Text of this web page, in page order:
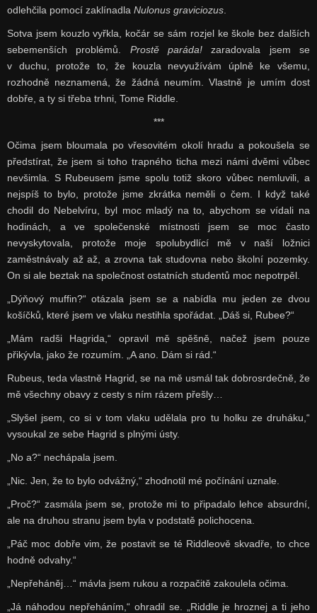
odlehčila pomocí zaklínadla Nulonus graviciozus.
Sotva jsem kouzlo vyřkla, kočár se sám rozjel ke škole bez dalších
sebemenších problémů. Prostě paráda! zaradovala jsem se
v duchu, protože to, že kouzla nevyužívám úplně ke všemu,
rozhodně neznamená, že žádná neumím. Vlastně je umím dost
dobře, a ty si třeba trhni, Tome Riddle.
***
Očima jsem bloumala po vřesovitém okolí hradu a pokoušela se
předstírat, že jsem si toho trapného ticha mezi námi dvěmi vůbec
nevšimla. S Rubeusem jsme spolu totiž skoro vůbec nemluvili, a
nejspíš to bylo, protože jsme zkrátka neměli o čem. I když také
chodil do Nebelvíru, byl moc mladý na to, abychom se vídali na
hodinách, a ve společenské místnosti jsem se moc často
nevyskytovala, protože moje spolubydlící mě v naší ložnici
zaměstnávaly až až, a zrovna tak studovna nebo školní pozemky.
On si ale beztak na společnost ostatních studentů moc nepotrpěl.
„Dýňový muffin?“ otázala jsem se a nabídla mu jeden ze dvou
košíčků, které jsem ve vlaku nestihla spořádat. „Dáš si, Rubee?“
„Mám radši Hagrida,“ opravil mě spěšně, načež jsem pouze
přikývla, jako že rozumím. „A ano. Dám si rád.“
Rubeus, teda vlastně Hagrid, se na mě usmál tak dobrosrdečně, že
mě všechny obavy z cesty s ním rázem přešly…
„Slyšel jsem, co si v tom vlaku udělala pro tu holku ze druháku,“
vysoukal ze sebe Hagrid s plnými ústy.
„No a?“ nechápala jsem.
„Nic. Jen, že to bylo odvážný,“ zhodnotil mé počínání uznale.
„Proč?“ zasmála jsem se, protože mi to připadalo lehce absurdní,
ale na druhou stranu jsem byla v podstatě polichocena.
„Páč moc dobře vim, že postavit se té Riddleově skvadře, to chce
hodně odvahy.“
„Nepřeháněj…“ mávla jsem rukou a rozpačitě zakoulela očima.
„Já náhodou nepřeháním,“ ohradil se. „Riddle je hroznej a ti jeho